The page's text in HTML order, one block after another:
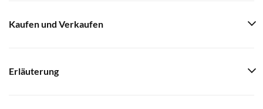
Kaufen und Verkaufen
Erläuterung